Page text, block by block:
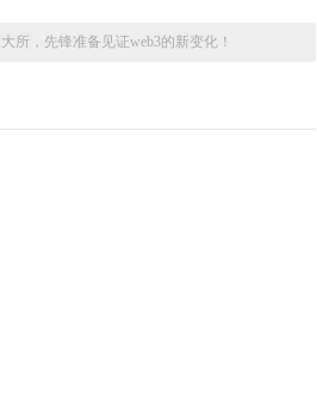
所，先锋准备见证web3的新变化！